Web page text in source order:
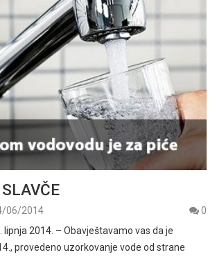
06/2014
0
lipnja 2014. – Obavještavamo vas da je
provedeno uzorkovanje vode od strane